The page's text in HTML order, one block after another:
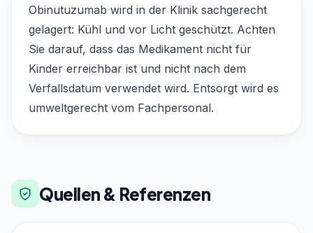
Obinutuzumab wird in der Klinik sachgerecht
gelagert: Kühl und vor Licht geschützt. Achten
Sie darauf, dass das Medikament nicht für
Kinder erreichbar ist und nicht nach dem
Verfallsdatum verwendet wird. Entsorgt wird es
umweltgerecht vom Fachpersonal.
Quellen & Referenzen